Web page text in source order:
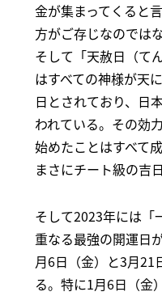
金が集まってくると
方がご存じなのでは
そして「天赦日（て
はすべての神様が天
日とされており、日
われている。その効
始めたことはすべて
まさにチート級の吉
そして2023年には「
重なる最強の開運日
月6日（金）と3月21
る。特に1月6日（金